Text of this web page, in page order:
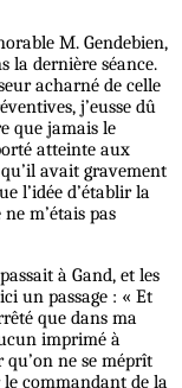
M. Gendebien,
la dernière séance.
acharné de celle
j’eusse dû
que jamais le
atteinte aux
avait gravement
l’idée d’établir la
m’étais pas
à Gand, et les
un passage : « Et
que dans ma
imprimé à
qu’on ne se méprît
commandant de la